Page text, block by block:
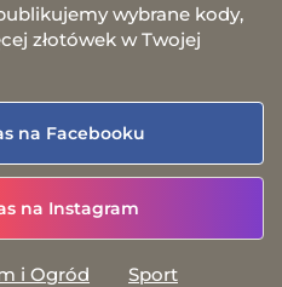
wybrane kody,
złotówek w Twojej
na Facebooku
na Instagram
i Ogród
Sport